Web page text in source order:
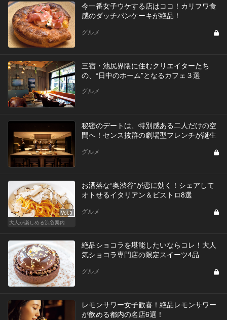
今一番女子ウケする店はココ！カリフワ食
感のダッチパンケーキが絶品！
グルメ
三宿・池尻界隈に住むクリエイターたち
の、“日中のホーム”となるカフェ３選
グルメ
秘密のデートは、特別感ある二人だけの空
間へ！センス抜群の劇場型フレンチが誕生
グルメ
Vol.3
大人が楽しめる渋谷案内
お洒落な“奥渋谷”が恋に効く！シェアして
オトせるイタリアン＆ビストロ8選
グルメ
絶品ショコラを堪能したいならコレ！大人
気ショコラ専門店の限定スイーツ4品
グルメ
レモンサワー女子歓喜！絶品レモンサワー
が飲める都内の名店6選！